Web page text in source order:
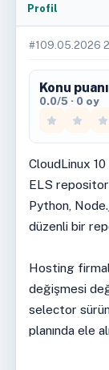
Profil
#1 09.05.2026
Konu puanı
0.0/5 · 0 oy
CloudLinux
ELS repository
Python,
düzenli bir
Hosting
değişmesi
selector
planında ele